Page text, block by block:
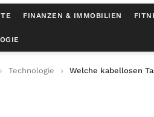
FINANZEN & IMMOBILIEN
Technologie Welche kabellosen